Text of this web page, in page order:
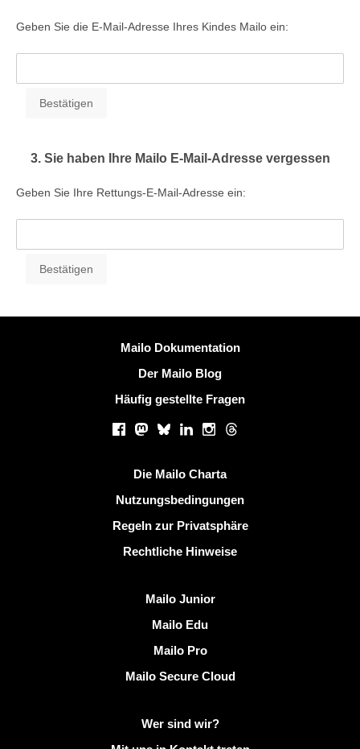
Geben Sie die E-Mail-Adresse Ihres Kindes Mailo ein:
3. Sie haben Ihre Mailo E-Mail-Adresse vergessen
Geben Sie Ihre Rettungs-E-Mail-Adresse ein:
Weitere InformationMailo Dokumentation
Der Mailo Blog
Häufig gestellte Fragen
Soziale Netzwerke
Facebook
Mastodon
BlueskyLinkedInInstagram
Threads
Die Mailo Charta
Nutzungsbedingungen
Regeln zur Privatsphäre
Rechtliche Hinweise
Mailo Junior
Mailo Edu
Mailo Pro
Mailo Secure Cloud
Weitere Informationen zu Mailo
Wer sind wir?